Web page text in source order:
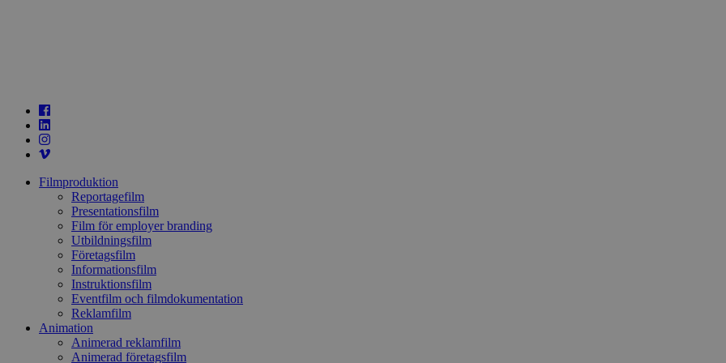
Filmproduktion
Reportagefilm
Presentationsfilm
Film för employer branding
Utbildningsfilm
Företagsfilm
Informationsfilm
Instruktionsfilm
Eventfilm och filmdokumentation
Reklamfilm
Animation
Animerad reklamfilm
Animerad företagsfilm